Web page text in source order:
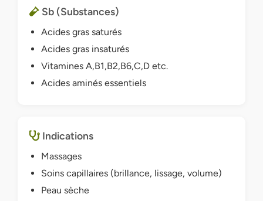
Sb (Substances)
Acides gras saturés
Acides gras insaturés
Vitamines A,B1,B2,B6,C,D etc.
Acides aminés essentiels
Indications
Massages
Soins capillaires (brillance, lissage, volume)
Peau sèche